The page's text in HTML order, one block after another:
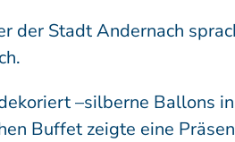
der Stadt Andernach
–silberne Ballons
Buffet zeigte eine